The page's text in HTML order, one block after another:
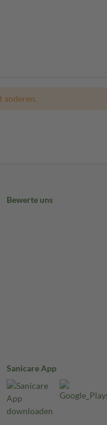
anderen.
Bewerte uns
Sanicare App